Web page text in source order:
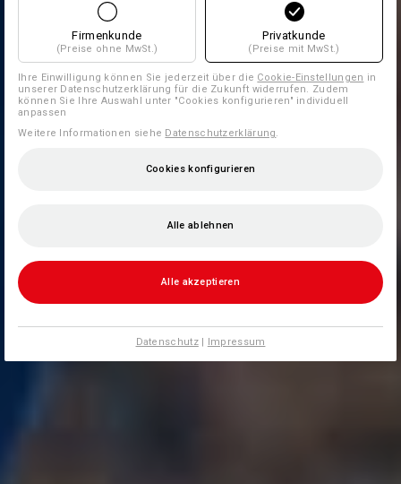
Firmenkunde
(Preise ohne MwSt.)
Privatkunde
(Preise mit MwSt.)
Ihre Einwilligung können Sie jederzeit über die Cookie-Einstellungen in
unserer Datenschutzerklärung für die Zukunft widerrufen. Zudem
können Sie Ihre Auswahl unter "Cookies konfigurieren" individuell
anpassen
Weitere Informationen siehe Datenschutzerklärung
Cookies konfigurieren
Alle ablehnen
Alle akzeptieren
Datenschutz| Impressum